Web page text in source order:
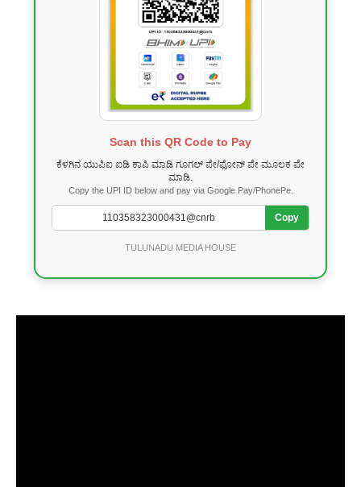
Scan this QR Code to Pay
ಕೆಳಗಿನ ಯುಪಿಐ ಐಡಿ ಕಾಪಿ ಮಾಡಿ ಗೂಗಲ್ ಪೇ/ಫೋನ್ ಪೇ ಮೂಲಕ ಪೇ
ಮಾಡಿ.
Copy the UPI ID below and pay via Google Pay/PhonePe.
Copy
TULUNADU MEDIA HOUSE